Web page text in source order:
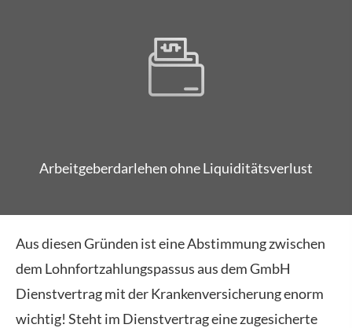
Arbeitgeberdarlehen ohne Liquiditätsverlust
Aus diesen Gründen ist eine Abstimmung zwischen
dem Lohnfortzahlungspassus aus dem GmbH
Dienstvertrag mit der Kranken­ver­si­che­rung enorm
wichtig! Steht im Dienstvertrag eine zugesicherte